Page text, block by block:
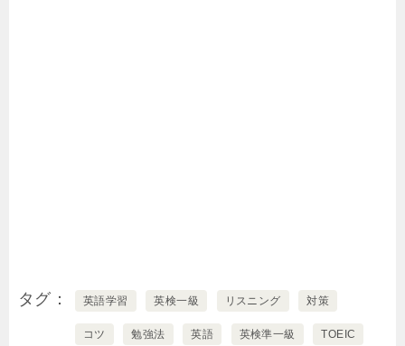
タグ 英語学習 英検一級 リスニング 対策
コツ 勉強法 英語 英検準一級 TOEIC